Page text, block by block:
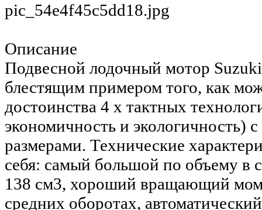
pic_54e4f45c5dd18.jpg
Описание
Подвесной лодочный мотор Suzuki
блестящим примером того, как
достоинства 4 х тактных
экономичность и экологичность)
размерами. Технические
себя: самый большой по объему в
138 см3, хороший вращающий
средних оборотах,